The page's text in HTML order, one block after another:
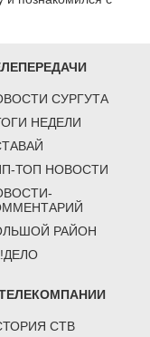
СУРГУТА
НЕДЕЛИ
ТОП НОВОСТИ
РАЙОН
СТВ